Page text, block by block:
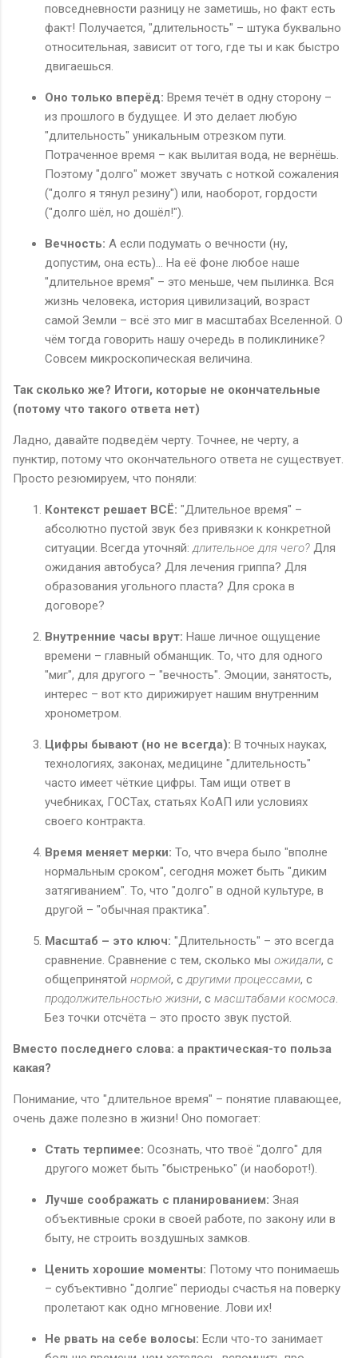
повседневности разницу не заметишь, но факт есть
факт! Получается, "длительность" – штука буквально
относительная, зависит от того, где ты и как быстро
двигаешься.
Оно только вперёд: Время течёт в одну сторону –
из прошлого в будущее. И это делает любую
"длительность" уникальным отрезком пути.
Потраченное время – как вылитая вода, не вернёшь.
Поэтому "долго" может звучать с ноткой сожаления
("долго я тянул резину") или, наоборот, гордости
("долго шёл, но дошёл!").
Вечность: А если подумать о вечности (ну,
допустим, она есть)... На её фоне любое наше
"длительное время" – это меньше, чем пылинка. Вся
жизнь человека, история цивилизаций, возраст
самой Земли – всё это миг в масштабах Вселенной. О
чём тогда говорить нашу очередь в поликлинике?
Совсем микроскопическая величина.
Так сколько же? Итоги, которые не окончательные
(потому что такого ответа нет)
Ладно, давайте подведём черту. Точнее, не черту, а
пунктир, потому что окончательного ответа не существует.
Просто резюмируем, что поняли:
Контекст решает ВСЁ: "Длительное время" –
абсолютно пустой звук без привязки к конкретной
ситуации. Всегда уточняй: длительное для чего? Для
ожидания автобуса? Для лечения гриппа? Для
образования угольного пласта? Для срока в
договоре?
Внутренние часы врут: Наше личное ощущение
времени – главный обманщик. То, что для одного
"миг", для другого – "вечность". Эмоции, занятость,
интерес – вот кто дирижирует нашим внутренним
хронометром.
Цифры бывают (но не всегда): В точных науках,
технологиях, законах, медицине "длительность"
часто имеет чёткие цифры. Там ищи ответ в
учебниках, ГОСТах, статьях КоАП или условиях
своего контракта.
Время меняет мерки: То, что вчера было "вполне
нормальным сроком", сегодня может быть "диким
затягиванием". То, что "долго" в одной культуре, в
другой – "обычная практика".
Масштаб – это ключ: "Длительность" – это всегда
сравнение. Сравнение с тем, сколько мы ожидали, с
общепринятой нормой, с другими процессами, с
продолжительностью жизни, с масштабами космоса
Без точки отсчёта – это просто звук пустой.
Вместо последнего слова: а практическая-то польза
какая?
Понимание, что "длительное время" – понятие плавающее,
очень даже полезно в жизни! Оно помогает:
Стать терпимее: Осознать, что твоё "долго" для
другого может быть "быстренько" (и наоборот!).
Лучше соображать с планированием: Зная
объективные сроки в своей работе, по закону или в
быту, не строить воздушных замков.
Ценить хорошие моменты: Потому что понимаешь
– субъективно "долгие" периоды счастья на поверку
пролетают как одно мгновение. Лови их!
Не рвать на себе волосы: Если что-то занимает